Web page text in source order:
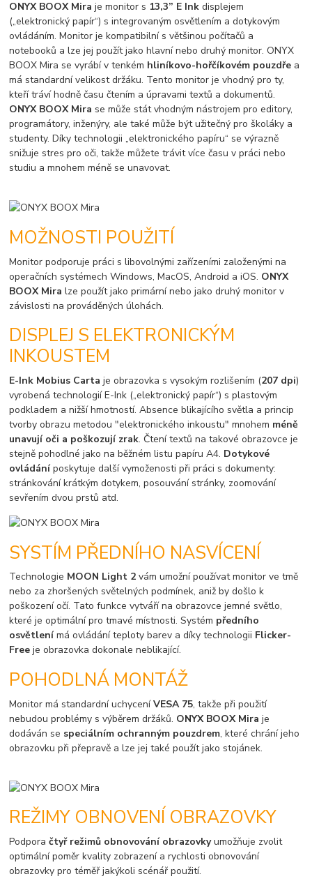
ONYX BOOX Mira je monitor s 13,3” E Ink displejem
(„elektronický papír“) s integrovaným osvětlením a dotykovým
ovládáním. Monitor je kompatibilní s většinou počítačů a
notebooků a lze jej použít jako hlavní nebo druhý monitor. ONYX
BOOX Mira se vyrábí v tenkém hliníkovo-hořčíkovém pouzdře a
má standardní velikost držáku. Tento monitor je vhodný pro ty,
kteří tráví hodně času čtením a úpravami textů a dokumentů.
ONYX BOOX Mira se může stát vhodným nástrojem pro editory,
programátory, inženýry, ale také může být užitečný pro školáky a
studenty. Díky technologii „elektronického papíru“ se výrazně
snižuje stres pro oči, takže můžete trávit více času v práci nebo
studiu a mnohem méně se unavovat.
MOŽNOSTI POUŽITÍ
Monitor podporuje práci s libovolnými zařízeními založenými na
operačních systémech Windows, MacOS, Android a iOS. ONYX
BOOX Mira lze použít jako primární nebo jako druhý monitor v
závislosti na prováděných úlohách.
DISPLEJ S ELEKTRONICKÝM
INKOUSTEM
E-Ink Mobius Carta je obrazovka s vysokým rozlišením (207 dpi)
vyrobená technologií E-Ink („elektronický papír“) s plastovým
podkladem a nižší hmotností. Absence blikajícího světla a princip
tvorby obrazu metodou "elektronického inkoustu" mnohem méně
unavují oči a poškozují zrak. Čtení textů na takové obrazovce je
stejně pohodlné jako na běžném listu papíru A4. Dotykové
ovládáníposkytuje další vymoženosti při práci s dokumenty:
stránkování krátkým dotykem, posouvání stránky, zoomování
sevřením dvou prstů atd.
SYSTÍM PŘEDNÍHO NASVÍCENÍ
Technologie MOON Light 2 vám umožní používat monitor ve tmě
nebo za zhoršených světelných podmínek, aniž by došlo k
poškození očí. Tato funkce vytváří na obrazovce jemné světlo,
které je optimální pro tmavé místnosti. Systém předního
osvětlenímá ovládání teploty barev a díky technologii Flicker-
Free je obrazovka dokonale neblikající.
POHODLNÁ MONTÁŽ
Monitor má standardní uchyceníVESA 75, takže při použití
nebudou problémy s výběrem držáků. ONYX BOOX Mira je
dodáván se speciálním ochranným pouzdrem, které chrání jeho
obrazovku při přepravě a lze jej také použít jako stojánek.
REŽIMY OBNOVENÍ OBRAZOVKY
Podporačtyř režimů obnovování obrazovkyumožňuje zvolit
optimální poměr kvality zobrazení a rychlosti obnovování
obrazovky pro téměř jakýkoli scénář použití.